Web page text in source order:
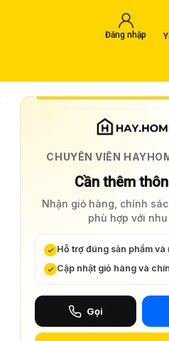
Đăng nhập
CHUYÊN VIÊN
Cần thêm
Nhận giỏ hàng, chính
phù hợp với nhu
Hỗ trợ đúng sản phẩm và
Cập nhật giỏ hàng và
Gọi